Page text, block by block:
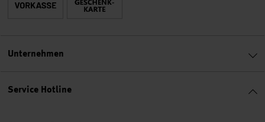
Service Hotline
Unternehmen